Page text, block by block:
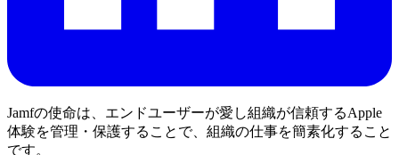
Jamfの使命は、エンドユーザーが愛し組織が信頼するApple
体験を管理・保護することで、組織の仕事を簡素化すること
です。